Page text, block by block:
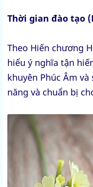
Thời gian đào tạo
Theo Hiến chương
hiểu ý nghĩa tận
khuyên Phúc Âm
năng và chuẩn bị